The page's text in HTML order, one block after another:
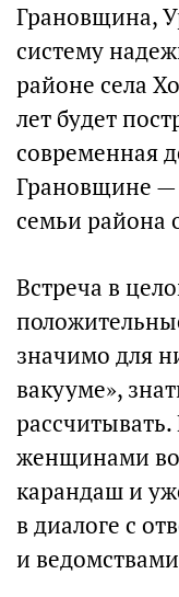
Грановщина,
систему
районе села
лет будет
современная
Грановщине —
семьи района
Встреча в
значимо для
вакууме»,
женщинами
карандаш и
в диалоге с
и